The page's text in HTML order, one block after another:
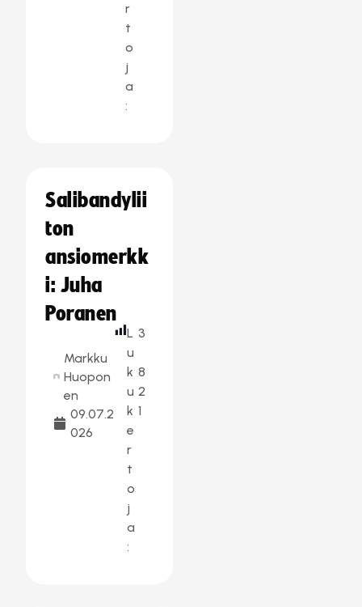
r
t
o
j
a
:
Salibandylii
ton
ansiomerkk
i: Juha
Poranen
Markku
Huopon
en
09.07.2
026
L
u
k
u
k
e
r
t
o
j
a
:
3
8
2
1